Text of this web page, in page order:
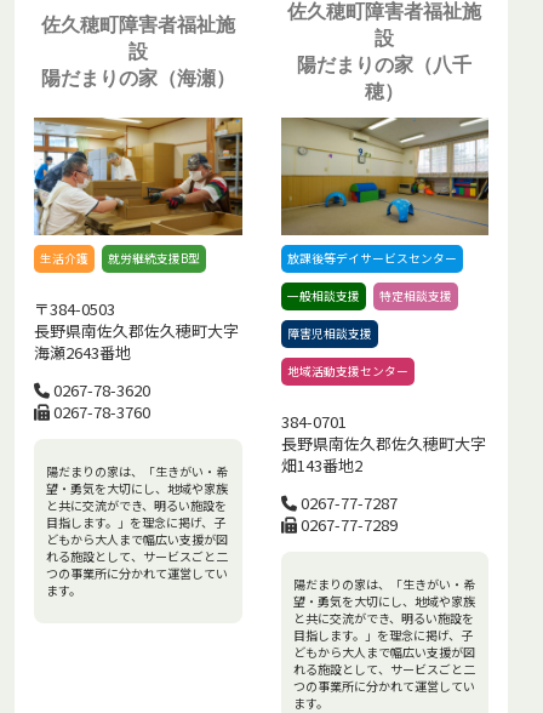
佐久穂町障害者福祉施
設
陽だまりの家（海瀬）
生活介護 就労継続支援B型
〒384-0503
長野県南佐久郡佐久穂町大字
海瀬2643番地
0267-78-3620
0267-78-3760
陽だまりの家は、「生きがい・希
望・勇気を大切にし、地域や家族
と共に交流ができ、明るい施設を
目指します。」を理念に掲げ、子
どもから大人まで幅広い支援が図
れる施設として、サービスごと二
つの事業所に分かれて運営してい
ます。
佐久穂町障害者福祉施
設
陽だまりの家（八千
穂）
放課後等デイサービスセンター
一般相談支援 特定相談支援
障害児相談支援
地域活動支援センター
384-0701
長野県南佐久郡佐久穂町大字
畑143番地2
0267-77-7287
0267-77-7289
陽だまりの家は、「生きがい・希
望・勇気を大切にし、地域や家族
と共に交流ができ、明るい施設を
目指します。」を理念に掲げ、子
どもから大人まで幅広い支援が図
れる施設として、サービスごと二
つの事業所に分かれて運営してい
ます。